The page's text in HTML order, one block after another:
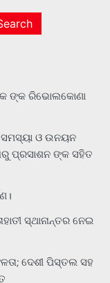
ଙ୍କ ରିଭୋଲକୋଣା
ଓ ଉନୟନ
ପ୍ରସାଶନ ଙ୍କ ସହିତ
ସ୍ଥାନାନ୍ତର ନେଇ
ଦେଶୀ ପିସ୍ତଲ ସହ